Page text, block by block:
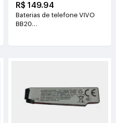
R$ 149.94
Baterias de telefone VIVO
BB20